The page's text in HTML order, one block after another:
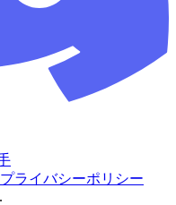
プライバシーポリシー